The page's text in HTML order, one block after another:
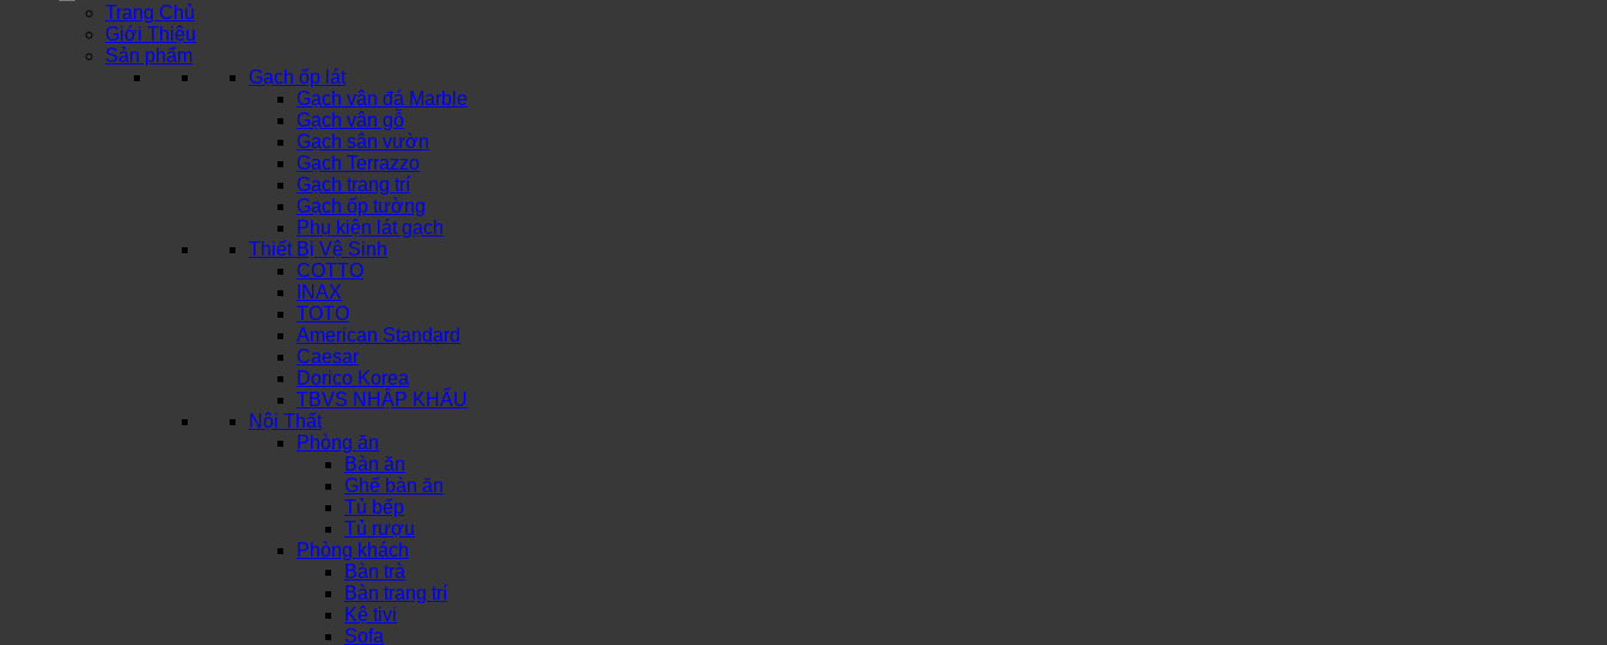
Trang Chủ
Giới Thiệu
Sản phẩm
Gạch ốp lát
Gạch vân đá Marble
Gạch vân gỗ
Gạch sân vườn
Gạch Terrazzo
Gạch trang trí
Gạch ốp tường
Phụ kiện lát gạch
Thiết Bị Vệ Sinh
COTTO
INAX
TOTO
American Standard
Caesar
Dorico Korea
TBVS NHẬP KHẨU
Nội Thất
Phòng ăn
Bàn ăn
Ghế bàn ăn
Tủ bếp
Tủ rượu
Phòng khách
Bàn trà
Bàn trang trí
Kệ tivi
Sofa